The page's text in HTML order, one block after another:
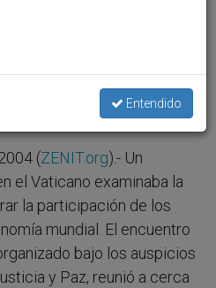
(ZENIT.org).- Un
el Vaticano examinaba la
la participación de los
mundial. El encuentro
bajo los auspicios
y Paz, reunió a cerca
Entendido